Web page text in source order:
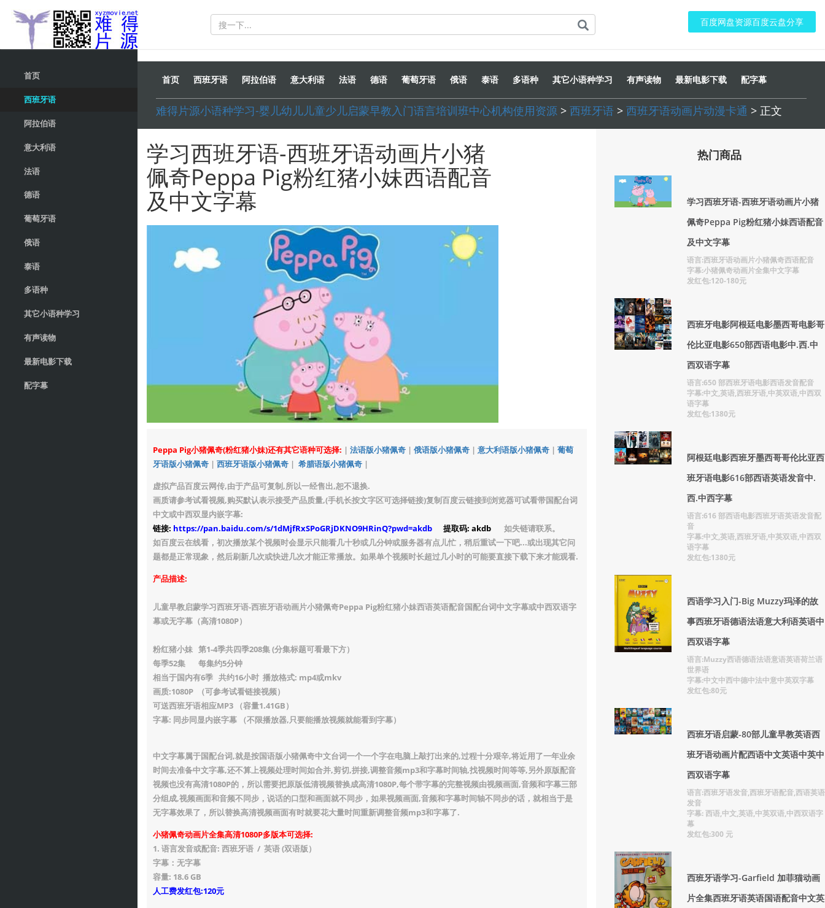
百度网盘资源百度云盘分享
首页
西班牙语
阿拉伯语
意大利语
法语
德语
葡萄牙语
俄语
泰语
多语种
其它小语种学习
有声读物
最新电影下载
配字幕
首页 西班牙语 阿拉伯语 意大利语 法语 德语 葡萄牙语 俄语 泰语 多语种 其它小语种学习 有声读物 最新电影下载 配字幕
难得片源小语种学习-婴儿幼儿儿童少儿启蒙早教入门语言培训班中心机构使用资源 > 西班牙语 > 西班牙语动画片动漫卡通 > 正文
学习西班牙语-西班牙语动画片小猪
佩奇Peppa Pig粉红猪小妹西语配音
及中文字幕
Peppa Pig小猪佩奇(粉红猪小妹)还有其它语种可选择: | 法语版小猪佩奇 | 俄语版小猪佩奇 | 意大利语版小猪佩奇 | 葡萄
牙语版小猪佩奇 | 西班牙语版小猪佩奇 | 希腊语版小猪佩奇 |
虚拟产品百度云网传,由于产品可复制,所以一经售出,恕不退换.
画质请参考试看视频,购买默认表示接受产品质量,(手机长按文字区可选择链接)复制百度云链接到浏览器可试看带国配台词
中文或中西双显内嵌字幕:
链接: https://pan.baidu.com/s/1dMjfRxSPoGRjDKNO9HRinQ?pwd=akdb 提取码: akdb
如失链请联系。
如百度云在线看，初次播放某个视频时会显示只能看几十秒或几分钟或服务器有点儿忙，稍后重试一下吧...或出现其它问
题都是正常现象，然后刷新几次或快进几次才能正常播放。如果单个视频时长超过几小时的可能要直接下载下来才能观看.
产品描述:
儿童早教启蒙学习西班牙语-西班牙语动画片小猪佩奇Peppa Pig粉红猪小妹西语英语配音国配台词中文字幕或中西双语字
幕或无字幕（高清1080P）
粉红猪小妹 第1-4季共四季208集 (分集标题可看最下方）
每季52集 每集约5分钟
相当于国内有6季 共约16小时 播放格式: mp4或mkv
画质:1080P （可参考试看链接视频）
可送西班牙语相应MP3 （容量1.41GB）
字幕: 同步同显内嵌字幕 （不限播放器,只要能播放视频就能看到字幕）
中文字幕属于国配台词,就是按国语版小猪佩奇中文台词一个一个字在电脑上敲打出来的,过程十分艰辛,将近用了一年业余
时间去准备中文字幕,还不算上视频处理时间如合并,剪切,拼接,调整音频mp3和字幕时间轴,找视频时间等等,另外原版配音
视频也没有高清1080P的，所以需要把原版低清视频替换成高清1080P,每个带字幕的完整视频由视频画面,音频和字幕三部
分组成,视频画面和音频不同步，说话的口型和画面就不同步，如果视频画面,音频和字幕时间轴不同步的话，就相当于是
无字幕效果了，所以替换高清视频画面有时就要花大量时间重新调整音频mp3和字幕了.
小猪佩奇动画片全集高清1080P多版本可选择:
1. 语言发音或配音: 西班牙语 / 英语 (双语版）
字幕：无字幕
容量: 18.6 GB
人工费发红包:120元
热门商品
学习西班牙语-西班牙语动画片小猪
佩奇Peppa Pig粉红猪小妹西语配音
及中文字幕
语言:西班牙语动画片小猪佩奇西语配音
字幕:小猪佩奇动画片全集中文字幕
发红包:120-180元
西班牙电影阿根廷电影墨西哥电影哥
伦比亚电影650部西语电影中.西.中
西双语字幕
语言:650 部西班牙语电影西语发音配音
字幕:中文,英语,西班牙语,中英双语,中西双
语字幕
发红包:1380元
阿根廷电影西班牙墨西哥哥伦比亚西
班牙语电影616部西语英语发音中.
西.中西字幕
语言:616 部西语电影西班牙语英语发音配
音
字幕:中文,英语,西班牙语,中英双语,中西双
语字幕
发红包:1380元
西语学习入门-Big Muzzy玛泽的故
事西班牙语德语法语意大利语英语中
西双语字幕
语言:Muzzy西语德语法语意语英语荷兰语
世界语
字幕:中文中西中德中法中意中英双字幕
发红包:80元
西班牙语启蒙-80部儿童早教英语西
班牙语动画片配西语中文英语中英中
西双语字幕
语言:西班牙语发音,西班牙语配音,西语英语
发音
字幕: 西语,中文,英语,中英双语,中西双语字
幕
发红包:300 元
西班牙语学习-Garfield 加菲猫动画
片全集西班牙语英语国语配音中文英